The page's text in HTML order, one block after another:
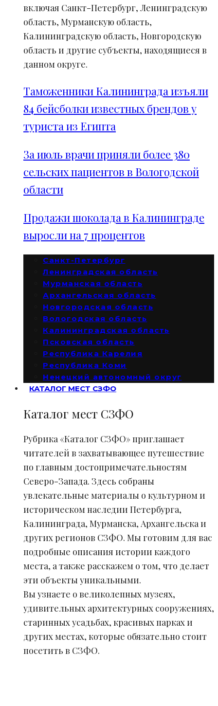
включая Санкт-Петербург, Ленинградскую
область, Мурманскую область,
Калининградскую область, Новгородскую
область и другие субъекты, находящиеся в
данном округе.
Таможенники Калининграда изъяли
84 бейсболки известных брендов у
туриста из Египта
За июль врачи приняли более 380
сельских пациентов в Вологодской
области
Продажи шоколада в Калининграде
выросли на 7 процентов
Санкт-Петербург
Ленинградская область
Мурманская область
Архангельская область
Новгородская область
Вологодская область
Калининградская область
Псковская область
Республика Карелия
Республика Коми
Ненецкий автономный округ
КАТАЛОГ МЕСТ СЗФО
Каталог мест СЗФО
Рубрика «Каталог СЗФО» приглашает
читателей в захватывающее путешествие
по главным достопримечательностям
Северо-Запада. Здесь собраны
увлекательные материалы о культурном и
историческом наследии Петербурга,
Калининграда, Мурманска, Архангельска и
других регионов СЗФО. Мы готовим для вас
подробные описания истории каждого
места, а также расскажем о том, что делает
эти объекты уникальными.
Вы узнаете о великолепных музеях,
удивительных архитектурных сооружениях,
старинных усадьбах, красивых парках и
других местах, которые обязательно стоит
посетить в СЗФО.